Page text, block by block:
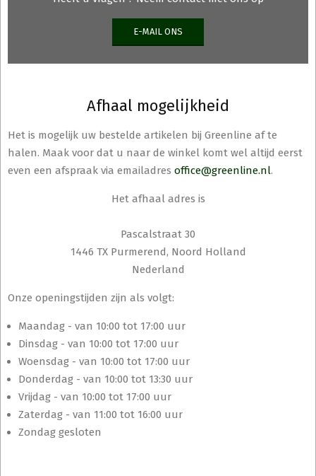
E-MAIL ONS
Afhaal mogelijkheid
Het is mogelijk uw bestelde artikelen bij Greenline af te
halen. Maak voor dat u naar de winkel komt wel altijd eerst
even een afspraak via emailadres office@greenline.nl.
Het afhaal adres is
Pascalstraat 30
1446 TX Purmerend, Noord Holland
Nederland
Onze openingstijden zijn als volgt:
Maandag - van 10:00 tot 17:00 uur
Dinsdag - van 10:00 tot 17:00 uur
Woensdag - van 10:00 tot 17:00 uur
Donderdag - van 10:00 tot 13:30 uur
Vrijdag - van 10:00 tot 17:00 uur
Zaterdag - van 11:00 tot 16:00 uur
Zondag gesloten